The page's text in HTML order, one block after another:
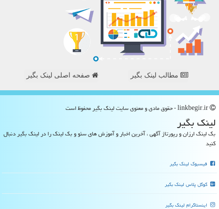
مطالب لینک بگیر صفحه اصلی لینک بگیر
لینك بگیر
بک لینک ارزان و رپورتاژ آگهی ، آخرین اخبار و آموزش های سئو و بک لینک را در لینک بگیر دنبال
کنید
فیسبوک لینک بگیر
گوگل پلاس لینک بگیر
اینستاگرام لینک بگیر